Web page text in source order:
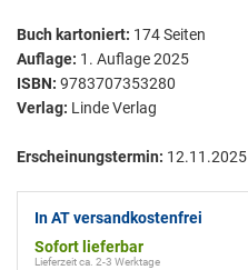
Buch kartoniert: 174Seiten
Auflage: 1. Auflage 2025
ISBN: 9783707353280
Verlag: Linde Verlag
Erscheinungstermin: 12.11.2025
In AT versandkostenfrei
Sofort lieferbar
Lieferzeit ca. 2-3 Werktage